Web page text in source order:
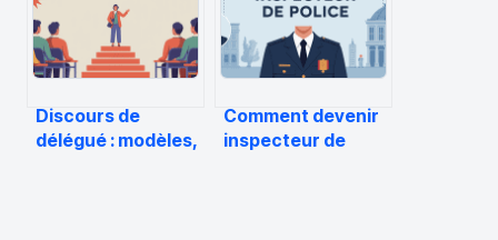
recours
Discours de
délégué : modèles,
Comment devenir
inspecteur de